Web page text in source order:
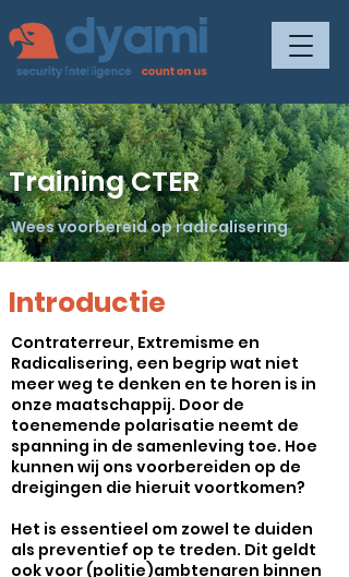
Training CTER
Wees voorbereid op radicalisering
Introductie
Contraterreur, Extremisme en
Radicalisering, een begrip wat niet
meer weg te denken en te horen is in
onze maatschappij. Door de
toenemende polarisatie neemt de
spanning in de samenleving toe. Hoe
kunnen wij ons voorbereiden op de
dreigingen die hieruit voortkomen?
Het is essentieel om zowel te duiden
als preventief op te treden. Dit geldt
ook voor (politie)ambtenaren binnen